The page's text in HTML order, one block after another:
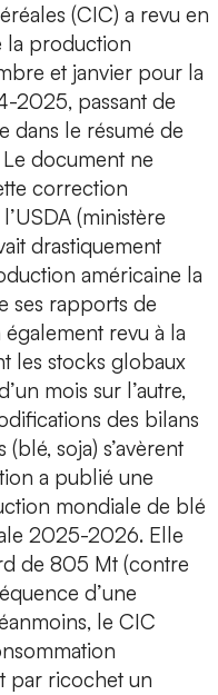
(CIC) a revu en
la production
et janvier pour la
2025, passant de
dans le résumé de
document ne
correction
(ministère
drastiquement
américaine la
ses rapports de
revu à la
les stocks globaux
mois sur l’autre,
des bilans
soja) s’avèrent
a publié une
mondiale de blé
2025-2026. Elle
de 805 Mt (contre
d’une
le CIC
par ricochet un